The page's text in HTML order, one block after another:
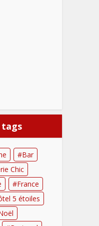
tags
Bar
Chic
France
5 étoiles